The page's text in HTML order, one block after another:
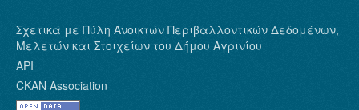
Σχετικά με Πύλη Ανοικτών Περιβαλλοντικών Δεδομένων,
Μελετών και Στοιχείων του Δήμου Αγρινίου
API
CKAN Association